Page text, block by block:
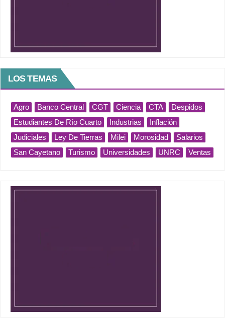
LOS TEMAS
Agro Banco Central CGT Ciencia CTA
Despidos
Estudiantes De Río Cuarto
Industrias
Inflación
Judiciales
Ley De Tierras Milei Morosidad
Salarios
San Cayetano
Turismo Universidades UNRC Ventas